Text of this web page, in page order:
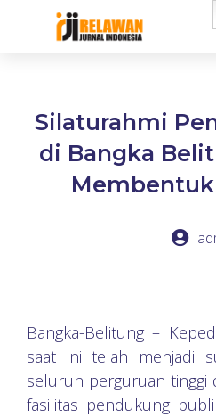
Silaturahmi
di Bangka
Membentuk
Bangka-Belitung –
saat ini telah menjadi
seluruh perguruan tinggi
fasilitas pendukung